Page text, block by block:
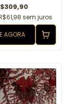
sem juros
AGORA